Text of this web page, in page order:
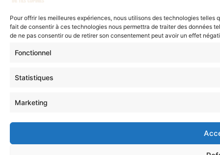
Pour offrir les meilleures expériences, nous utilisons des technologies
fait de consentir à ces technologies nous permettra de traiter des données
de ne pas consentir ou de retirer son consentement peut avoir un effet
Fonctionnel
Statistiques
Marketing